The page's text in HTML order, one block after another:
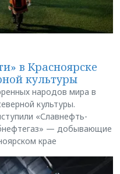
в Красноярске
культуры
народов мира в
культуры.
«Славнефть-
— добывающие
крае